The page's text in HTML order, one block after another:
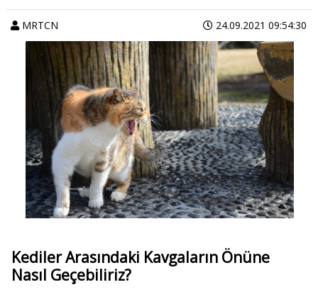
MRTCN 24.09.2021 09:54:30
Kediler Arasındaki Kavgaların Önüne
Nasıl Geçebiliriz?